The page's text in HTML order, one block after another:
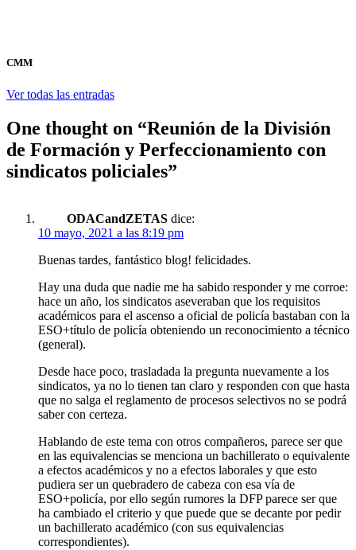
CMM
Ver todas las entradas
One thought on “Reunión de la División
de Formación y Perfeccionamiento con
sindicatos policiales”
ODACandZETAS dice:
10 mayo, 2021 a las 8:19 pm
Buenas tardes, fantástico blog! felicidades.
Hay una duda que nadie me ha sabido responder y me corroe:
hace un año, los sindicatos aseveraban que los requisitos
académicos para el ascenso a oficial de policía bastaban con la
ESO+título de policía obteniendo un reconocimiento a técnico
(general).
Desde hace poco, trasladada la pregunta nuevamente a los
sindicatos, ya no lo tienen tan claro y responden con que hasta
que no salga el reglamento de procesos selectivos no se podrá
saber con certeza.
Hablando de este tema con otros compañeros, parece ser que
en las equivalencias se menciona un bachillerato o equivalente
a efectos académicos y no a efectos laborales y que esto
pudiera ser un quebradero de cabeza con esa vía de
ESO+policía, por ello según rumores la DFP parece ser que
ha cambiado el criterio y que puede que se decante por pedir
un bachillerato académico (con sus equivalencias
correspondientes).